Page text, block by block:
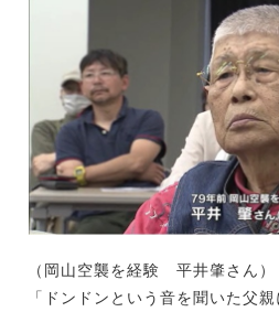
（岡山空襲を経験 平井肇さん）
「ドンドンという音を聞いた父